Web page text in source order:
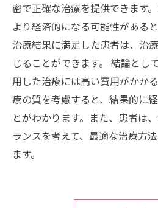
密で正確な治療を提供できます
より経済的になる可能性がある
治療結果に満足した患者は、治
じることができます。 結論とし
用した治療には高い費用がかか
療の質を考慮すると、結果的に
とがわかります。また、患者は
ランスを考えて、最適な治療方
ます。